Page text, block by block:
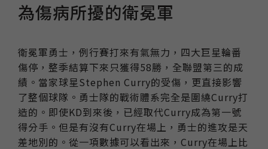
為傷病所擾的衛冕軍
衛冕軍勇士，例行賽打來有氣無力，四大巨星輪番
傷停，整季結算下來只獲得58勝，全聯盟第三的成
績。當家球星Stephen Curry的受傷，更直接影響
了整個球隊。勇士隊的戰術體系完全是圍繞Curry打
造的。即使KD到來後，已經取代Curry成為第一號
得分手。但是有沒有Curry在場上，勇士的進攻是天
差地別的。從一項數據可以看出來，Curry在場上比